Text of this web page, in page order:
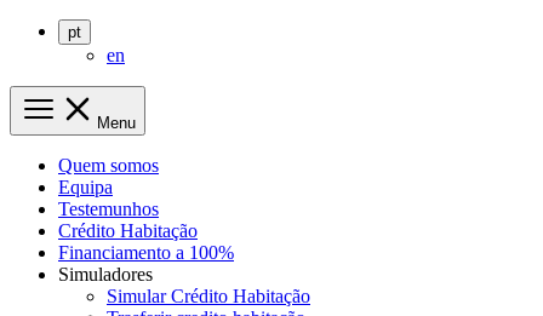
pt
en
Menu
Quem somos
Equipa
Testemunhos
Crédito Habitação
Financiamento a 100%
Simuladores
Simular Crédito Habitação